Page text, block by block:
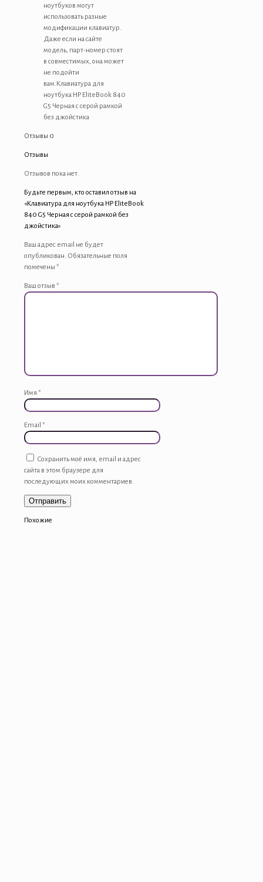
ноутбуков могут
использовать разные
модификации клавиатур.
Даже если на сайте
модель, парт-номер стоят
в совместимых, она может
не подойти
вам.Клавиатура для
ноутбука HP EliteBook 840
G5 Черная с серой рамкой
без джойстика
Отзывы 0
Отзывы
Отзывов пока нет.
Будьте первым, кто оставил отзыв на
«Клавиатура для ноутбука HP EliteBook
840 G5 Черная с серой рамкой без
джойстика»
Ваш адрес email не будет
опубликован. Обязательные поля
помечены *
Ваш отзыв *
Имя *
Email *
Сохранить моё имя, email и адрес
сайта в этом браузере для
последующих моих комментариев.
Похожие